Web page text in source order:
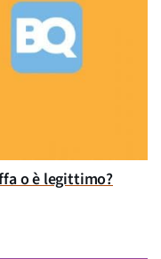
o è legittimo?